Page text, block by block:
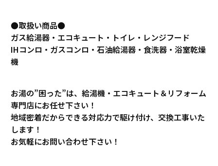
●取扱い商品●
ガス給湯器・エコキュート・トイレ・レンジフード
IHコンロ・ガスコンロ・石油給湯器・食洗器・浴室乾燥
機
お湯の”困った”は、給湯機・エコキュート＆リフォーム
専門店にお任せ下さい！
地域密着だからできる対応力で駆け付け、交換工事いた
します！
お気軽にお問い合わせ下さい！